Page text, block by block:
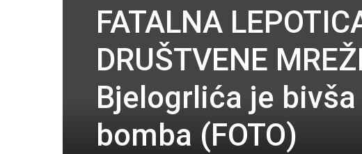
FATALNA
DRUŠTVENE
Bjelogrlića je
bomba (FOTO)